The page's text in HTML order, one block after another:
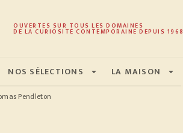
CONTENU PIED DE PAGE
OUVERTES SUR TOUS LES DOMAINES
DE LA CURIOSITÉ CONTEMPORAINE DEPUIS 1968
NOS SÉLECTIONS arrow_drop_down LA MAISON arrow_drop_down
Pendleton